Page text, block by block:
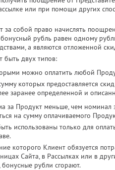
или при помощи других
за собой право начислять
рубль равен одному
а являются отложенной
быть двух типов:
можно оплатить любой
которых предоставляется
заранее определенной и
за Продукт меньше, чем
на сумму оплачиваемого
использованы только для
которого Клиент обязуется
Сайта, в Рассылках или в
рубли сгорают.